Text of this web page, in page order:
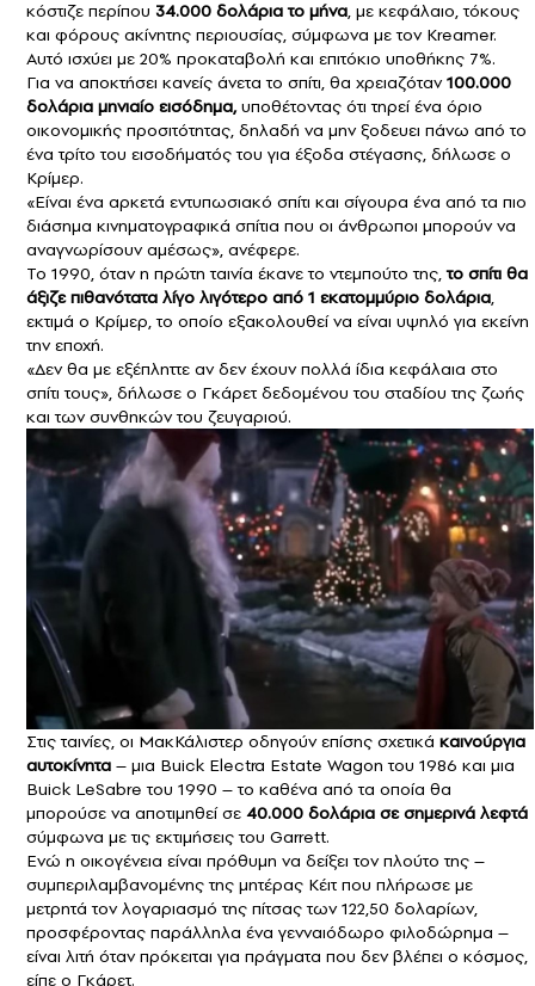
κόστιζε περίπου 34.000 δολάρια το μήνα, με κεφάλαιο, τόκους
και φόρους ακίνητης περιουσίας, σύμφωνα με τον Kreamer.
Αυτό ισχύει με 20% προκαταβολή και επιτόκιο υποθήκης 7%.
Για να αποκτήσει κανείς άνετα το σπίτι, θα χρειαζόταν100.000
δολάρια μηνιαίο εισόδημα,υποθέτοντας ότι τηρεί ένα όριο
οικονομικής προσιτότητας, δηλαδή να μην ξοδευει πάνω από το
ένα τρίτο του εισοδήματός του για έξοδα στέγασης, δήλωσε ο
Κρίμερ.
«Είναι ένα αρκετά εντυπωσιακό σπίτι και σίγουρα ένα από τα πιο
διάσημα κινηματογραφικά σπίτια που οι άνθρωποι μπορούν να
αναγνωρίσουν αμέσως», ανέφερε.
Το 1990, όταν η πρώτη ταινία έκανε το ντεμπούτο της,το σπίτι θα
άξιζε πιθανότατα λίγο λιγότερο από 1 εκατομμύριο δολάρια,
εκτιμά ο Kρίμερ, το οποίο εξακολουθεί να είναι υψηλό για εκείνη
την εποχή.
«Δεν θα με εξέπληττε αν δεν έχουν πολλά ίδια κεφάλαια στο
σπίτι τους», δήλωσε ο Γκάρετ δεδομένου του σταδίου της ζωής
και των συνθηκών του ζευγαριού.
Στις ταινίες, οι ΜακΚάλιστερ οδηγούν επίσης σχετικά καινούργια
αυτοκίνητα – μια Buick Electra Estate Wagon του 1986 και μια
Buick LeSabre του 1990 – το καθένα από τα οποία θα
μπορούσε να αποτιμηθεί σε 40.000 δολάρια σε σημερινά λεφτά
σύμφωνα με τις εκτιμήσεις του Garrett.
Ενώ η οικογένεια είναι πρόθυμη να δείξει τον πλούτο της –
συμπεριλαμβανομένης της μητέρας Κέιτ που πλήρωσε με
μετρητά τον λογαριασμό της πίτσας των 122,50 δολαρίων,
προσφέροντας παράλληλα ένα γενναιόδωρο φιλοδώρημα –
είναι λιτή όταν πρόκειται για πράγματα που δεν βλέπει ο κόσμος,
είπε ο Γκάρετ.